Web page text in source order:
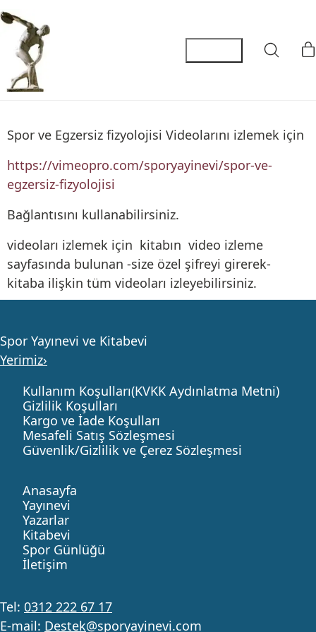
Spor ve Egzersiz fizyolojisi Videolarını izlemek için
https://vimeopro.com/sporyayinevi/spor-ve-
egzersiz-fizyolojisi
Bağlantısını kullanabilirsiniz.
videoları izlemek için kitabın video izleme
sayfasında bulunan -size özel şifreyi girerek-
kitaba ilişkin tüm videoları izleyebilirsiniz.
Spor Yayınevi ve Kitabevi
Yerimiz›
Kullanım Koşulları(KVKK Aydınlatma Metni)
Gizlilik Koşulları
Kargo ve İade Koşulları
Mesafeli Satış Sözleşmesi
Güvenlik/Gizlilik ve Çerez Sözleşmesi
Anasayfa
Yayınevi
Yazarlar
Kitabevi
Spor Günlüğü
İletişim
Tel: 0312 222 67 17
E-mail: Destek@sporyayinevi.com